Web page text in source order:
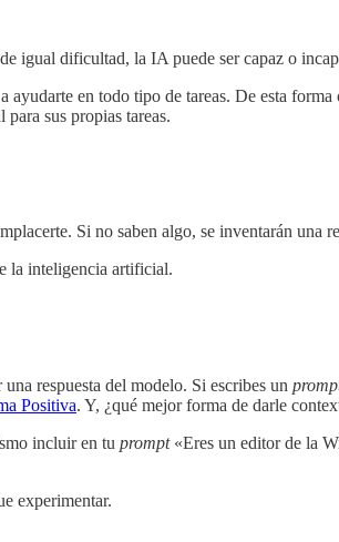
igual dificultad, la IA puede ser capaz o
en todo tipo de tareas. De esta
sus propias tareas.
Si no saben algo, se inventarán una
la inteligencia artificial.
respuesta del modelo. Si escribes un
Positiva. Y, ¿qué mejor forma de darle
incluir en tu prompt«Eres un editor de la
experimentar.